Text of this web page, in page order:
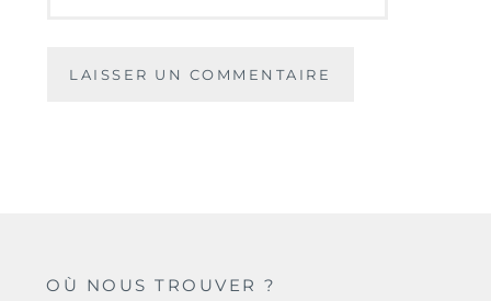
OÙ NOUS TROUVER ?